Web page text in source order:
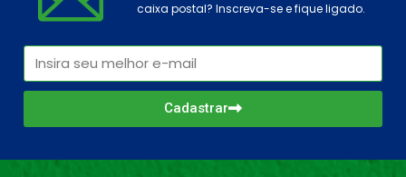
caixa postal? Inscreva-se e fique ligado.
Cadastrar